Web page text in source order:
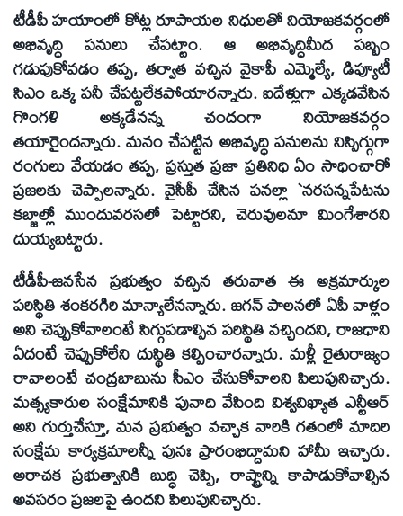
టీడీపీ హయాంలో కోట్ల రూపాయల నిధులతో నియోజకవర్గంలో
అభివృద్ధి పనులు చేపట్టాం. ఆ అభివృద్ధిమీద పబ్బం
గడుపుకోవడం తప్ప, తర్వాత వచ్చిన వైకాపీ ఎమ్మెల్యే, డిప్యూటీ
సిఎం ఒక్క పనీ చేపట్టలేకపోయారన్నారు. ఐదేళ్లుగా ఎక్కడవేసిన
గొంగళి అక్కడేనన్న చందంగా నియోజకవర్గం
తయారైందన్నారు. మనం చేపట్టిన అభివృద్ధి పనులను నిస్సిగ్గుగా
రంగులు వేయడం తప్ప, ప్రస్తుత ప్రజా ప్రతినిధి ఏం సాధించారో
ప్రజలకు చెప్పాలన్నారు. వైసీపీ చేసిన పనల్లా `నరసన్నపేటను
కబ్జాల్లో ముందువరసలో పెట్టారని, చెరువులనూ మింగేశారని
దుయ్యబట్టారు.
టీడీపీ-జనసేన ప్రభుత్వం వచ్చిన తరువాత ఈ అక్రమార్కుల
పరిస్థితి శంకరగిరి మాన్యాలేనన్నారు. జగన్‌ పాలనలో ఏపీ వాళ్లం
అని చెప్పుకోవాలంటే సిగ్గుపడాల్సిన పరిస్థితి వచ్చిందని, రాజధాని
ఏదంటే చెప్పుకోలేని దుస్థితి కల్పించారన్నారు. మళ్లీ రైతురాజ్యం
రావాలంటే చంద్రబాబును సీఎం చేసుకోవాలని పిలుపునిచ్చారు.
మత్స్యకారుల సంక్షేమానికి పునాది వేసింది విశ్వవిఖ్యాత ఎన్టీఆర్‌
అని గుర్తుచేస్తూ, మన ప్రభుత్వం వచ్చాక వారికి గతంలో మాదిరి
సంక్షేమ కార్యక్రమాలన్నీ పునః ప్రారంభిద్దామని హామీ ఇచ్చారు.
అరాచక ప్రభుత్వానికి బుద్ధి చెప్పి, రాష్ట్రాన్ని కాపాడుకోవాల్సిన
అవసరం ప్రజలపై ఉందని పిలుపునిచ్చారు.